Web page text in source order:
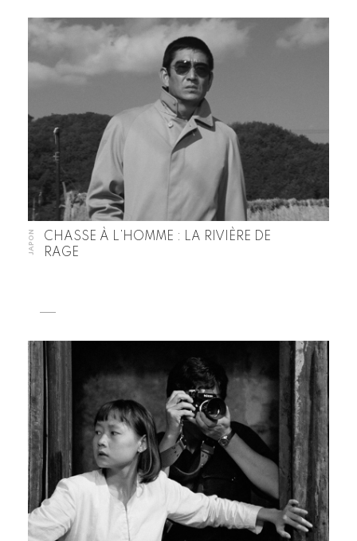
JAPON
CHASSE À L’HOMME : LA RIVIÈRE DE
RAGE